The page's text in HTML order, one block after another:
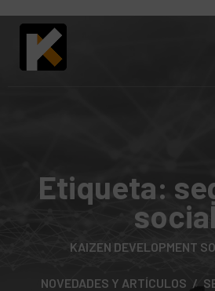
Etiqueta:
KAIZEN DEVELOPMENT
NOVEDADES Y ARTÍCULOS